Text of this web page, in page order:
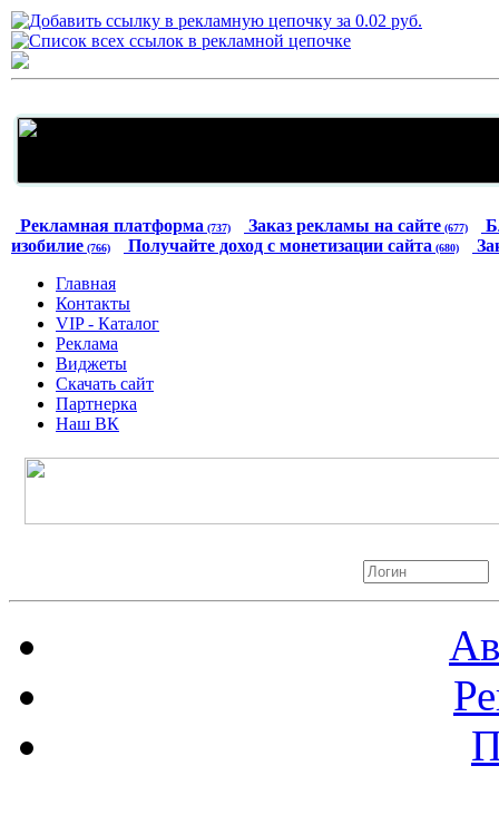
Рекламная платформа (737) Заказ рекламы на сайте (677)
изобилие (766) Получайте доход с монетизации сайта (680)
Главная
Контакты
VIP - Каталог
Реклама
Виджеты
Скачать сайт
Партнерка
Наш ВК